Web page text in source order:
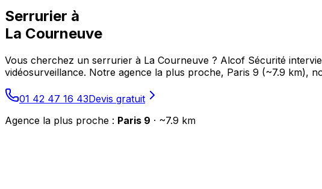
Serrurier à
La Courneuve
Vous cherchez un serrurier à La Courneuve ? Alcof Sécurité
vidéosurveillance. Notre agence la plus proche, Paris 9 (~7.9 km),
01 42 47 16 43Devis gratuit
Agence la plus proche : Paris 9 · ~7.9 km